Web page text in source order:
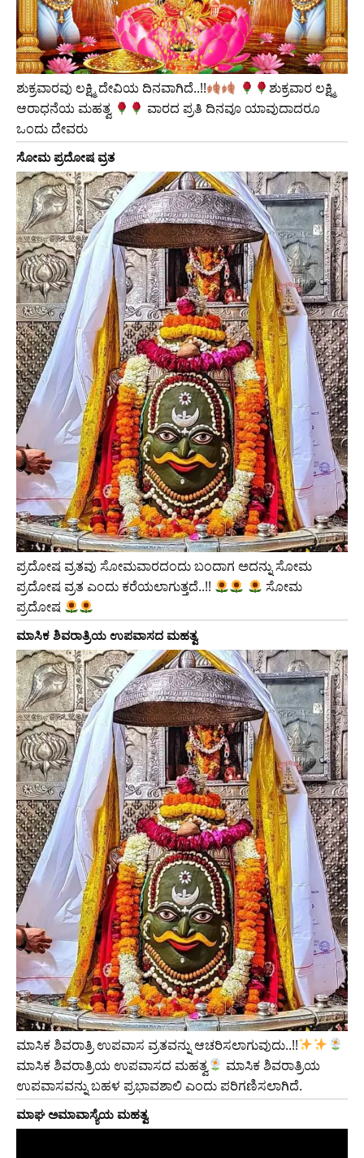
ಶುಕ್ರವಾರವು ಲಕ್ಷ್ಮಿ ದೇವಿಯ ದಿನವಾಗಿದೆ..!!
​ಶುಕ್ರವಾರ ಲಕ್ಷ್ಮಿ
ಆರಾಧನೆಯ ಮಹತ್ವ
ವಾರದ ಪ್ರತಿ ದಿನವೂ ಯಾವುದಾದರೂ
ಒಂದು ದೇವರು
ಸೋಮ ಪ್ರದೋಷ ವ್ರತ
ಪ್ರದೋಷ ವ್ರತವು ಸೋಮವಾರದಂದು ಬಂದಾಗ ಅದನ್ನು ಸೋಮ
ಪ್ರದೋಷ ವ್ರತ ಎಂದು ಕರೆಯಲಾಗುತ್ತದೆ..!!
ಸೋಮ
ಪ್ರದೋಷ
ಮಾಸಿಕ ಶಿವರಾತ್ರಿಯ ಉಪವಾಸದ ಮಹತ್ವ
ಮಾಸಿಕ ಶಿವರಾತ್ರಿ ಉಪವಾಸ ವ್ರತವನ್ನು ಆಚರಿಸಲಾಗುವುದು..!!
ಮಾಸಿಕ ಶಿವರಾತ್ರಿಯ ಉಪವಾಸದ ಮಹತ್ವ
ಮಾಸಿಕ ಶಿವರಾತ್ರಿಯ
ಉಪವಾಸವನ್ನು ಬಹಳ ಪ್ರಭಾವಶಾಲಿ ಎಂದು ಪರಿಗಣಿಸಲಾಗಿದೆ.
ಮಾಘ ಅಮಾವಾಸ್ಯೆಯ ಮಹತ್ವ